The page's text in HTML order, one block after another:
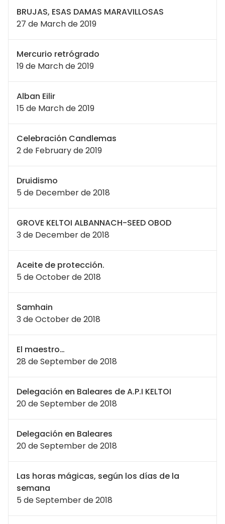
BRUJAS, ESAS DAMAS MARAVILLOSAS
27 de March de 2019
Mercurio retrógrado
19 de March de 2019
Alban Eilir
15 de March de 2019
Celebración Candlemas
2 de February de 2019
Druidismo
5 de December de 2018
GROVE KELTOI ALBANNACH-SEED OBOD
3 de December de 2018
Aceite de protección.
5 de October de 2018
Samhain
3 de October de 2018
El maestro…
28 de September de 2018
Delegación en Baleares de A.P.I KELTOI
20 de September de 2018
Delegación en Baleares
20 de September de 2018
Las horas mágicas, según los días de la
semana
5 de September de 2018